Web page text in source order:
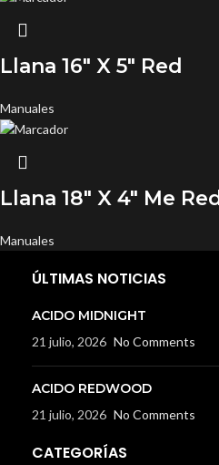
Llana 16″ X 5″ Red
Manuales
Llana 18″ X 4″ Me Red
Manuales
ÚLTIMAS NOTICIAS
ACIDO MIDNIGHT
21 julio, 2026 No Comments
ACIDO REDWOOD
21 julio, 2026 No Comments
CATEGORÍAS